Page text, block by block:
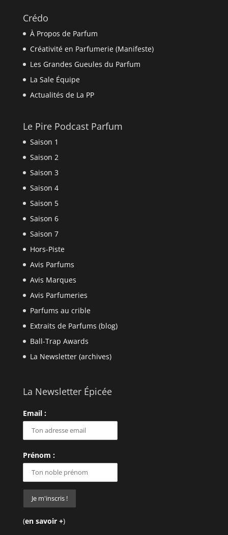
Crédo
À Propos de Parfum
Créativité en Parfumerie (Manifeste)
Les Grandes Gueules du Parfum
La Sale Équipe
Actualités de La PP
Le Pire Podcast Parfum
Saison 1
Saison 2
Saison 3
Saison 4
Saison 5
Saison 6
Saison 7
Hors-Piste
Avis Parfums
Avis Marques
Avis Parfumeries
Parfums au crible
Extraits de Parfums (blog)
Ball-Trap Awards
La Newsletter (archives)
La Newsletter Épicée
Email :
Prénom :
(en savoir +)